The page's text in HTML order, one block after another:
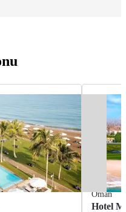
Omán
Hotel